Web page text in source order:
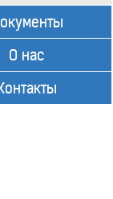
О нас